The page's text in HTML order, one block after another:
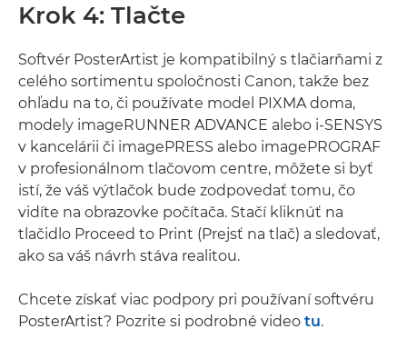
Krok 4: Tlačte
Softvér PosterArtist je kompatibilný s tlačiarňami z
celého sortimentu spoločnosti Canon, takže bez
ohľadu na to, či používate model PIXMA doma,
modely imageRUNNER ADVANCE alebo i-SENSYS
v kancelárii či imagePRESS alebo imagePROGRAF
v profesionálnom tlačovom centre, môžete si byť
istí, že váš výtlačok bude zodpovedať tomu, čo
vidíte na obrazovke počítača. Stačí kliknúť na
tlačidlo Proceed to Print (Prejsť na tlač) a sledovať,
ako sa váš návrh stáva realitou.
Chcete získať viac podpory pri používaní softvéru
PosterArtist? Pozrite si podrobné video tu.